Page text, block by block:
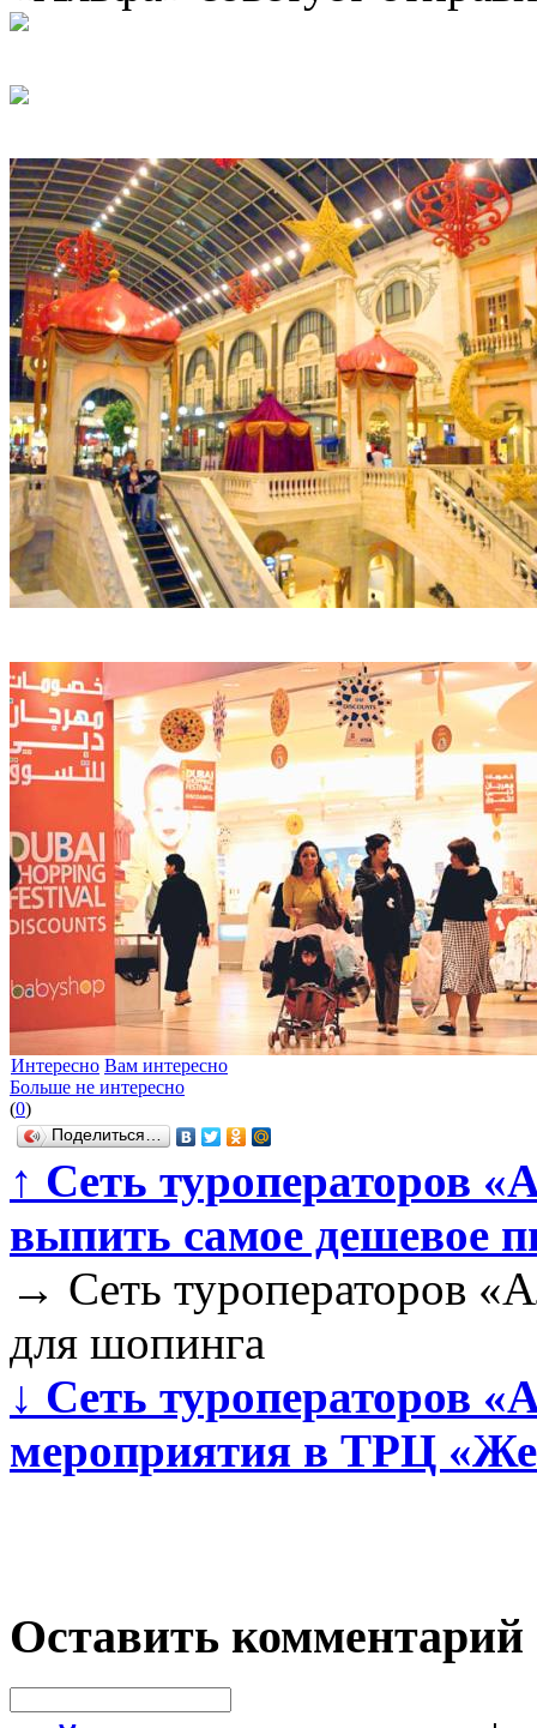
Интересно Вам интересно
Больше не интересно
(0)
Поделиться…
↑ Сеть туроператоров
выпить самое дешевое
→ Сеть туроператоров
для шопинга
↓ Сеть туроператоров
мероприятия в ТРЦ
Оставить комментарий